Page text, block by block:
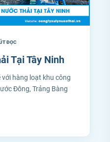
ĐỌC
Tại Tây Ninh
hàng loạt khu công
Đông, Trảng Bàng